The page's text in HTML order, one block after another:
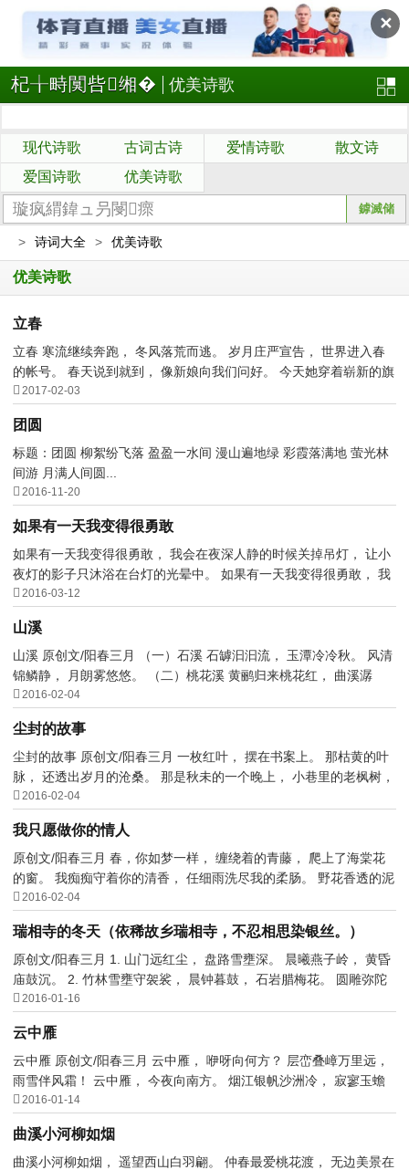
✕
杞╁畤闃呰缃� 优美诗歌
现代诗歌 古词古诗 爱情诗歌
散文诗
爱国诗歌
优美诗歌
> 诗词大全 > 优美诗歌
优美诗歌
立春
立春 寒流继续奔跑， 冬风落荒而逃。 岁月庄严宣告， 世界进入春
的帐号。 春天说到就到， 像新娘向我们问好。 今天她穿着崭新的旗
袍 不久就会长发飘...
 2017-02-03
团圆
标题：团圆 柳絮纷飞落 盈盈一水间 漫山遍地绿 彩霞落满地 萤光林
间游 月满人间圆...
 2016-11-20
如果有一天我变得很勇敢
如果有一天我变得很勇敢， 我会在夜深人静的时候关掉吊灯， 让小
夜灯的影子只沐浴在台灯的光晕中。 如果有一天我变得很勇敢， 我
会在艳阳天独自走到...
 2016-03-12
山溪
山溪 原创文/阳春三月 （一）石溪 石罅汩汩流， 玉潭冷冷秋。 风清
锦鳞静， 月朗雾悠悠。 （二）桃花溪 黄鹂归来桃花红， 曲溪潺
潺， 墟村杨柳风。 ...
 2016-02-04
尘封的故事
尘封的故事 原创文/阳春三月 一枚红叶， 摆在书案上。 那枯黄的叶
脉， 还透出岁月的沧桑。 那是秋未的一个晚上， 小巷里的老枫树，
映着洁白的月光...
 2016-02-04
我只愿做你的情人
原创文/阳春三月 春，你如梦一样， 缠绕着的青藤， 爬上了海棠花
的窗。 我痴痴守着你的清香， 任细雨洗尽我的柔肠。 野花香透的泥
路， 一直在梦里延...
 2016-02-04
瑞相寺的冬天（依稀故乡瑞相寺，不忍相思染银丝。）
原创文/阳春三月 1. 山门远红尘， 盘路雪壅深。 晨曦燕子岭， 黄昏
庙鼓沉。 2. 竹林雪壅守袈裟， 晨钟暮鼓， 石岩腊梅花。 圆雕弥陀
蒿草乱， 衣冠僧...
 2016-01-16
云中雁
云中雁 原创文/阳春三月 云中雁， 咿呀向何方？ 层峦叠嶂万里远，
雨雪伴风霜！ 云中雁， 今夜向南方。 烟江银帆沙洲冷， 寂寥玉蟾
光！ 云中雁， 队...
 2016-01-14
曲溪小河柳如烟
曲溪小河柳如烟， 遥望西山白羽翩。 仲春最爱桃花渡， 无边美景在